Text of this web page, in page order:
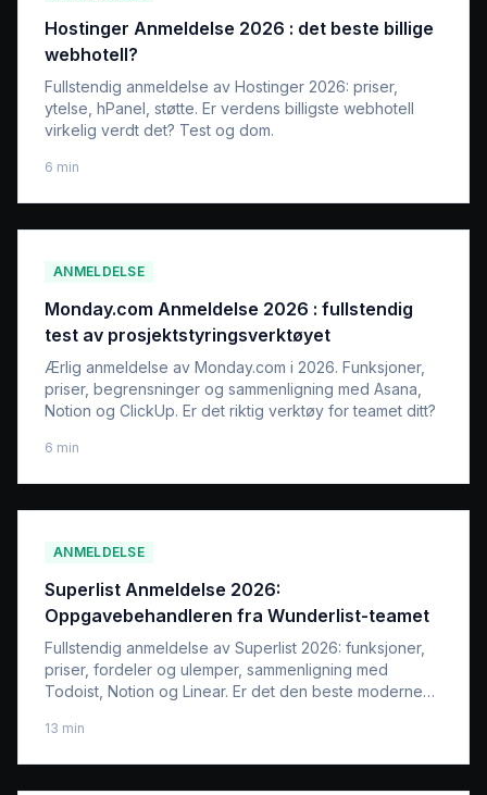
Hostinger Anmeldelse 2026 : det beste billige
webhotell?
Fullstendig anmeldelse av Hostinger 2026: priser,
ytelse, hPanel, støtte. Er verdens billigste webhotell
virkelig verdt det? Test og dom.
6 min
ANMELDELSE
Monday.com Anmeldelse 2026 : fullstendig
test av prosjektstyringsverktøyet
Ærlig anmeldelse av Monday.com i 2026. Funksjoner,
priser, begrensninger og sammenligning med Asana,
Notion og ClickUp. Er det riktig verktøy for teamet ditt?
6 min
ANMELDELSE
Superlist Anmeldelse 2026:
Oppgavebehandleren fra Wunderlist-teamet
Fullstendig anmeldelse av Superlist 2026: funksjoner,
priser, fordeler og ulemper, sammenligning med
Todoist, Notion og Linear. Er det den beste moderne
13 min